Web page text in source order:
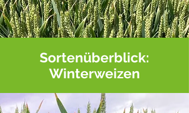
Sortenüberblick:
Winterweizen